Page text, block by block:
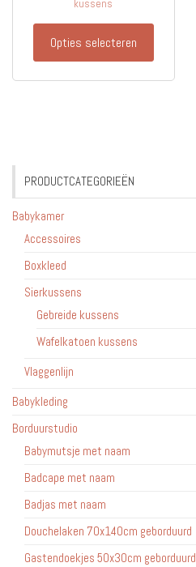
€20.90
kussens
Opties selecteren
Dit
PRODUCTCATEGORIEËN
Babykamer
Accessoires
Boxkleed
Sierkussens
Gebreide kussens
Wafelkatoen kussens
Vlaggenlijn
Babykleding
Borduurstudio
Babymutsje met naam
Badcape met naam
Badjas met naam
Douchelaken 70x140cm geborduurd
Gastendoekjes 50x30cm geborduurd